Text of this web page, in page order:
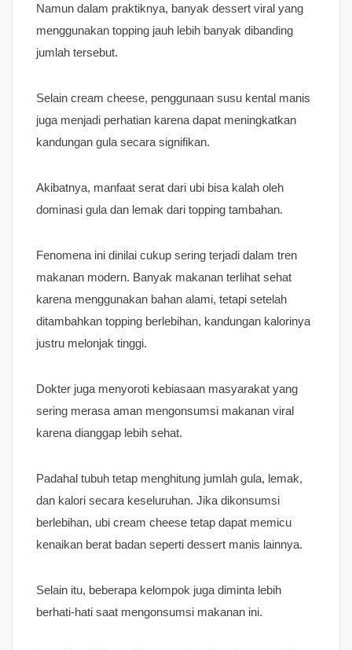
Namun dalam praktiknya, banyak dessert viral yang
menggunakan topping jauh lebih banyak dibanding
jumlah tersebut.
Selain cream cheese, penggunaan susu kental manis
juga menjadi perhatian karena dapat meningkatkan
kandungan gula secara signifikan.
Akibatnya, manfaat serat dari ubi bisa kalah oleh
dominasi gula dan lemak dari topping tambahan.
Fenomena ini dinilai cukup sering terjadi dalam tren
makanan modern. Banyak makanan terlihat sehat
karena menggunakan bahan alami, tetapi setelah
ditambahkan topping berlebihan, kandungan kalorinya
justru melonjak tinggi.
Dokter juga menyoroti kebiasaan masyarakat yang
sering merasa aman mengonsumsi makanan viral
karena dianggap lebih sehat.
Padahal tubuh tetap menghitung jumlah gula, lemak,
dan kalori secara keseluruhan. Jika dikonsumsi
berlebihan, ubi cream cheese tetap dapat memicu
kenaikan berat badan seperti dessert manis lainnya.
Selain itu, beberapa kelompok juga diminta lebih
berhati-hati saat mengonsumsi makanan ini.